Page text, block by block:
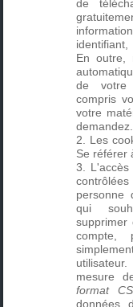
de
En outre,
de votre
compris
votre
demandez.
Les
Se référer
personne
qui
supprimer
compte,
mesure
format
données